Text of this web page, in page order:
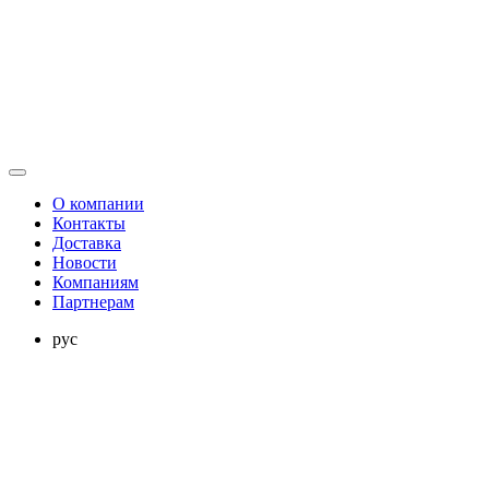
О компании
Контакты
Доставка
Новости
Компаниям
Партнерам
рус